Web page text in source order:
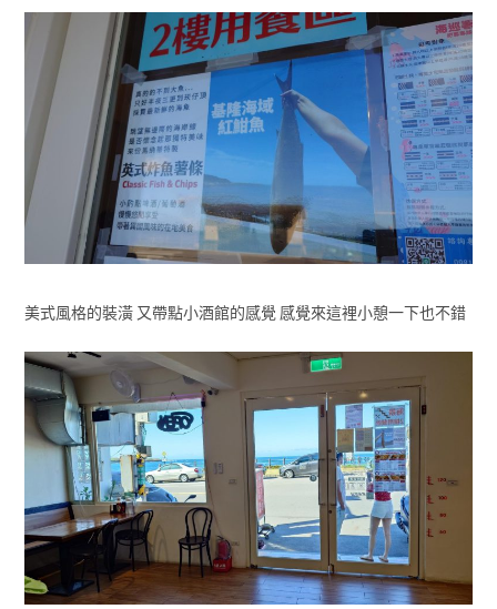
美式風格的裝潢 又帶點小酒館的感覺 感覺來這裡小憩一下也不錯